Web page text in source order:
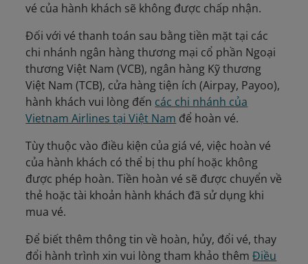
vé của hành khách sẽ không được chấp nhận.
Đối với vé thanh toán sau bằng tiền mặt tại các
chi nhánh ngân hàng thương mại cổ phần Ngoại
thương Việt Nam (VCB), ngân hàng Kỹ thương
Việt Nam (TCB), cửa hàng tiện ích (Airpay, Payoo),
hành khách vui lòng đến các chi nhánh của
Vietnam Airlines tại Việt Nam để hoàn vé.
Tùy thuộc vào điều kiện của giá vé, việc hoàn vé
của hành khách có thể bị thu phí hoặc không
được phép hoàn. Tiền hoàn vé sẽ được chuyển về
thẻ hoặc tài khoản hành khách đã sử dụng khi
mua vé.
Để biết thêm thông tin về hoàn, hủy, đổi vé, thay
đổi hành trình xin vui lòng tham khảo thêmĐiều